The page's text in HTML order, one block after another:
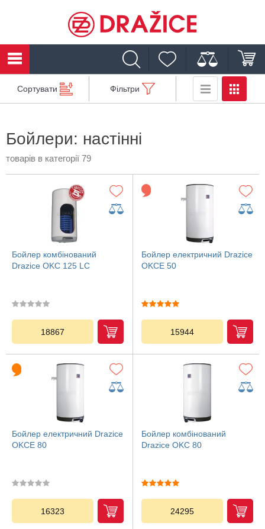
Сортувати Фільтри
Бойлери: настінні
товарів в категорії 79
Бойлер комбінований
Drazice OKC 125 LC
18867
Бойлер електричний Drazice
OKCE 50
15944
Бойлер електричний Drazice
OKCE 80
16323
Бойлер комбінований
Drazice OKC 80
24295